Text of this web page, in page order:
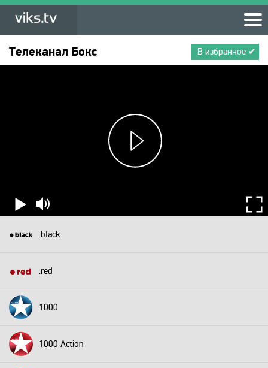
В избранное ✔
Телеканал Бокс
.black
.red
1000
1000 Action